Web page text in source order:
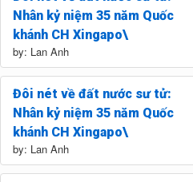
Nhân kỷ niệm 35 năm Quốc
khánh CH Xingapo\
by: Lan Anh
Đôi nét về đất nước sư tử:
Nhân kỷ niệm 35 năm Quốc
khánh CH Xingapo\
by: Lan Anh